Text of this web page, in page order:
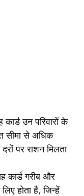
उन परिवारों के
सीमा से अधिक
दरों पर राशन मिलता
कार्ड गरीब और
होता है, जिन्हें